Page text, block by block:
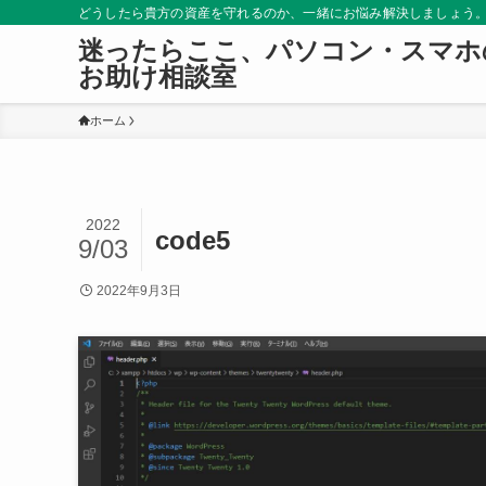
どうしたら貴方の資産を守れるのか、一緒にお悩み解決しましょう
迷ったらここ、パソコン・スマ
お助け相談室
ホーム
code5
2022
9/03
2022年9月3日